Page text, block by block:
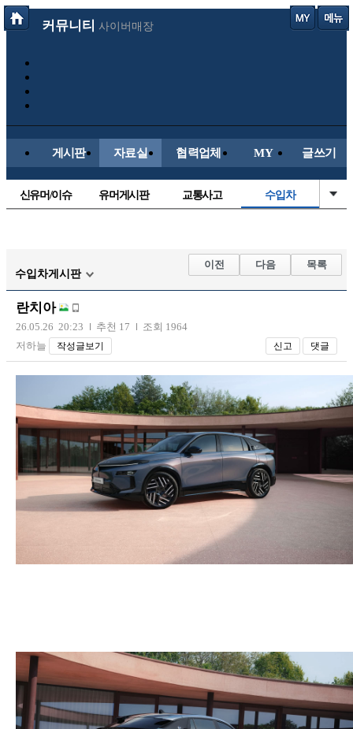
커뮤니티 사이버매장
게시판 자료실 협력업체 MY 글쓰기
신유머/이슈 유머게시판 교통사고 수입차
자유사진 군사/무기
트럭/버스
장착시공사진
수입차게시판
이전 다음 목록
란치아
26.05.26 20:23 추천 17
조회 1964
저하늘
작성글보기 신고 댓글